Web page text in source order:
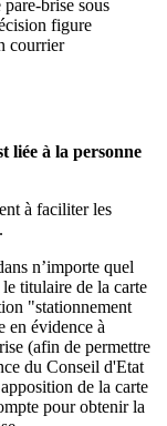
brise sous
figure
courrier
liée à la personne
à faciliter les
n’importe quel
titulaire de la carte
"stationnement
en évidence à
(afin de permettre
du Conseil d'Etat
de la carte
pour obtenir la